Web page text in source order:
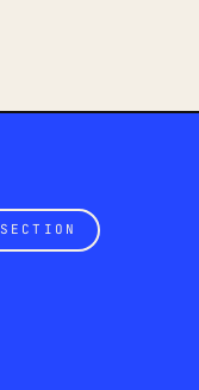
SECTION